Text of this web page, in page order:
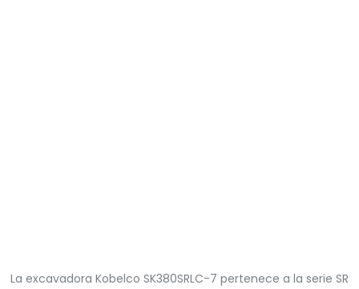
La excavadora Kobelco SK380SRLC-7 pertenece a la serie SR